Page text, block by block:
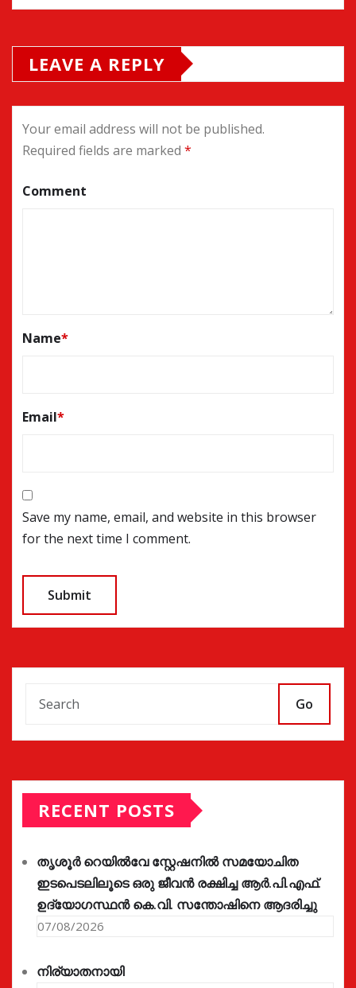
LEAVE A REPLY
Your email address will not be published.
Required fields are marked *
Comment
Name*
Email*
Save my name, email, and website in this browser
for the next time I comment.
Go
RECENT POSTS
തൃശൂർ റെയിൽവേ സ്റ്റേഷനിൽ സമയോചിത
ഇടപെടലിലൂടെ ഒരു ജീവൻ രക്ഷിച്ച ആർ.പി.എഫ്.
ഉദ്യോഗസ്ഥൻ കെ.വി. സന്തോഷിനെ ആദരിച്ചു
07/08/2026
നിര്യാതനായി